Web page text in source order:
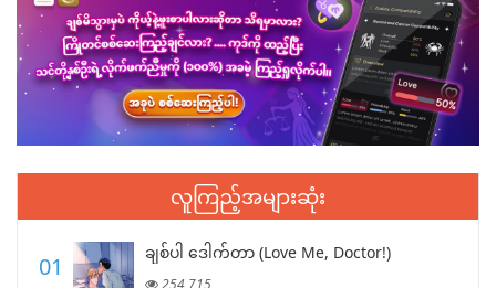
လူကြည့်အများဆုံး
01 ချစ်ပါ ဒေါက်တာ (Love Me, Doctor!)
254,715